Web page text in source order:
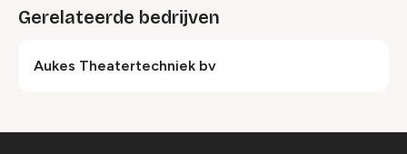
Gerelateerde bedrijven
Aukes Theatertechniek bv